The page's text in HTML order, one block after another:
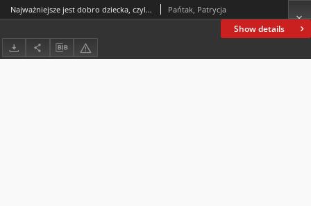
Show details
Najważniejsze jest dobro dziecka, czyli władza rodzicielska przed i po rozwodzie Pańtak, Patrycja